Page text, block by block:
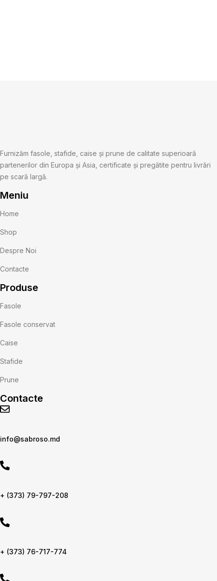
Furnizăm fasole, stafide, caise și prune de calitate superioară
partenerilor din Europa și Asia, certificate și pregătite pentru livrări
pe scară largă.
Meniu
Home
Shop
Despre Noi
Contacte
Produse
Fasole
Fasole conservat
Caise
Stafide
Prune
Contacte
info@sabroso.md
+ (373) 79-797-208
+ (373) 76-717-774